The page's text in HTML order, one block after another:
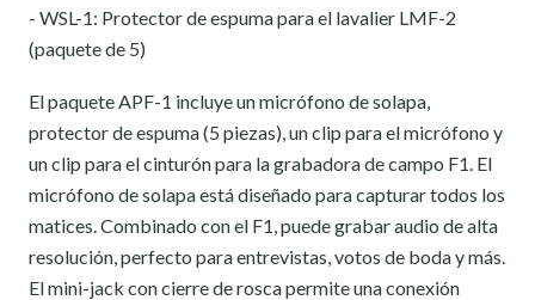
- WSL-1: Protector de espuma para el lavalier LMF-2
(paquete de 5)
El paquete APF-1 incluye un micrófono de solapa,
protector de espuma (5 piezas), un clip para el micrófono y
un clip para el cinturón para la grabadora de campo F1. El
micrófono de solapa está diseñado para capturar todos los
matices. Combinado con el F1, puede grabar audio de alta
resolución, perfecto para entrevistas, votos de boda y más.
El mini-jack con cierre de rosca permite una conexión